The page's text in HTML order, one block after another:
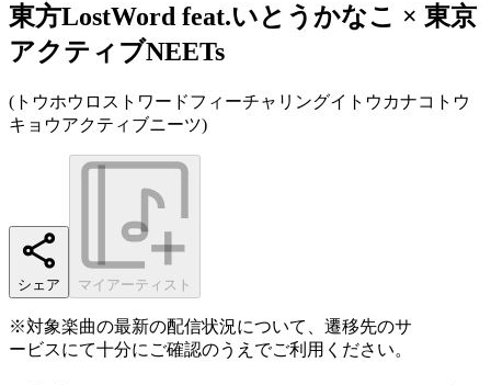
東方LostWord feat.いとうかなこ × 東京
アクティブNEETs
( トウホウロストワードフィーチャリングイトウカナコトウ
キョウアクティブニーツ)
シェア マイアーティスト
※対象楽曲の最新の配信状況について、遷移先のサ
ービスにて十分にご確認のうえでご利用ください。